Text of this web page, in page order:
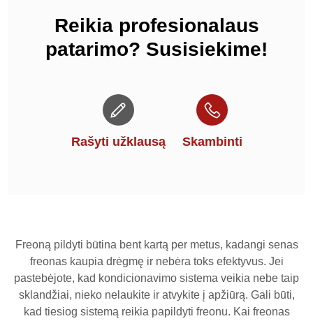
Reikia profesionalaus
patarimo? Susisiekime!
Skambinti
Rašyti užklausą
Freoną pildyti būtina bent kartą per metus, kadangi senas
freonas kaupia drėgmę ir nebėra toks efektyvus. Jei
pastebėjote, kad kondicionavimo sistema veikia nebe taip
sklandžiai, nieko nelaukite ir atvykite į apžiūrą. Gali būti,
kad tiesiog sistemą reikia papildyti freonu. Kai freonas